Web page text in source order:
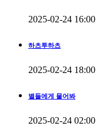
2025-02-24 16:00
하츠투하츠
2025-02-24 18:00
별들에게 물어봐
2025-02-24 02:00